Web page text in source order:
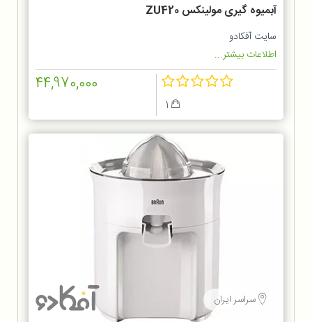
آبمیوه گیری مولینکس ZU420
سایت آفکادو
اطلاعات بیشتر...
44,970,000
سراسر ایران